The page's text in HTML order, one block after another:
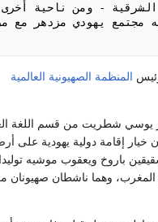
المنظمة الصهيونية العالمية
يوسي شطريت من قسم اللغة
خيار إقامة دولية يهودية على
باروخ ويعقوب موشيه
المغرب، وهما ناشطان صهيونان